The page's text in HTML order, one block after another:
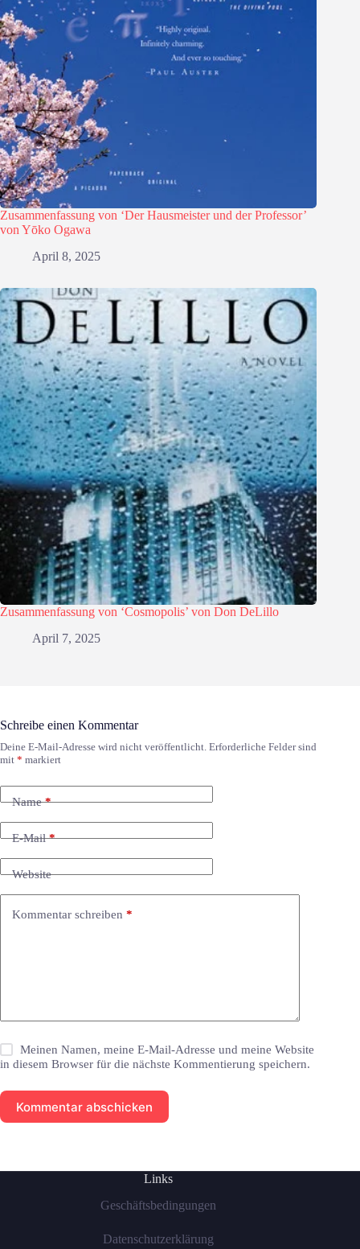
Zusammenfassung von ‘Der Hausmeister und der Professor’
von Yōko Ogawa
April 8, 2025
Zusammenfassung von ‘Cosmopolis’ von Don DeLillo
April 7, 2025
Schreibe einen Kommentar
Deine E-Mail-Adresse wird nicht veröffentlicht. Erforderliche Felder sind
mit * markiert
Name*
E-Mail*
Website
Kommentar schreiben *
Meinen Namen, meine E-Mail-Adresse und meine Website
in diesem Browser für die nächste Kommentierung speichern.
Kommentar abschicken
Links
Geschäftsbedingungen
Datenschutzerklärung